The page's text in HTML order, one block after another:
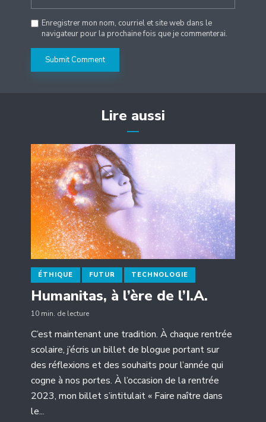
Enregistrer mon nom, courriel et site web dans le
navigateur pour la prochaine fois que je commenterai.
Lire aussi
ÉTHIQUE FUTUR TECHNOLOGIE
Humanitas, à l’ère de l’I.A.
10 min. de lecture
C’est maintenant une tradition. À chaque rentrée
scolaire, j’écris un billet de blogue portant sur
des réflexions et des souhaits pour l’année qui
cogne à nos portes. À l’occasion de la rentrée
2023, mon billet s’intitulait « Faire naître dans
le...